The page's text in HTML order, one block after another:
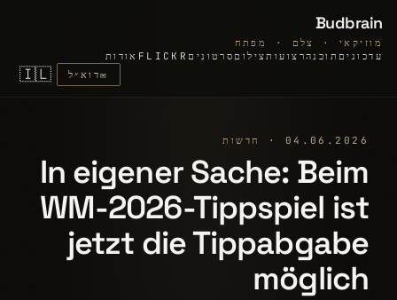
Budbrain
מוזיקאי · צלם · מפתח
עדכונים תוכנהרצועותצילום סרטונים FLICKR אודות
✉דוא״ל 🇮🇱
04.06.2026 · חדשות
In eigener Sache: Beim
WM-2026-Tippspiel ist
jetzt die Tippabgabe
möglich